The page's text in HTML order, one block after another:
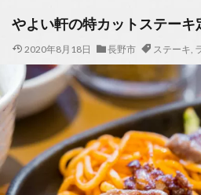
やよい軒の特カットステーキ
2020年8月18日 長野市 ステーキ,